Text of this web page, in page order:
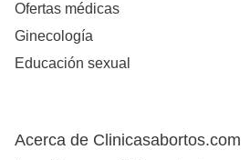
Ofertas médicas
Ginecología
Educación sexual
Acerca de Clinicasabortos.com